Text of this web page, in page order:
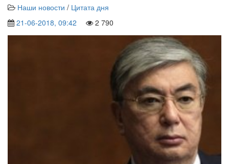
Наши новости / Цитата дня
21-06-2018, 09:42
2 790